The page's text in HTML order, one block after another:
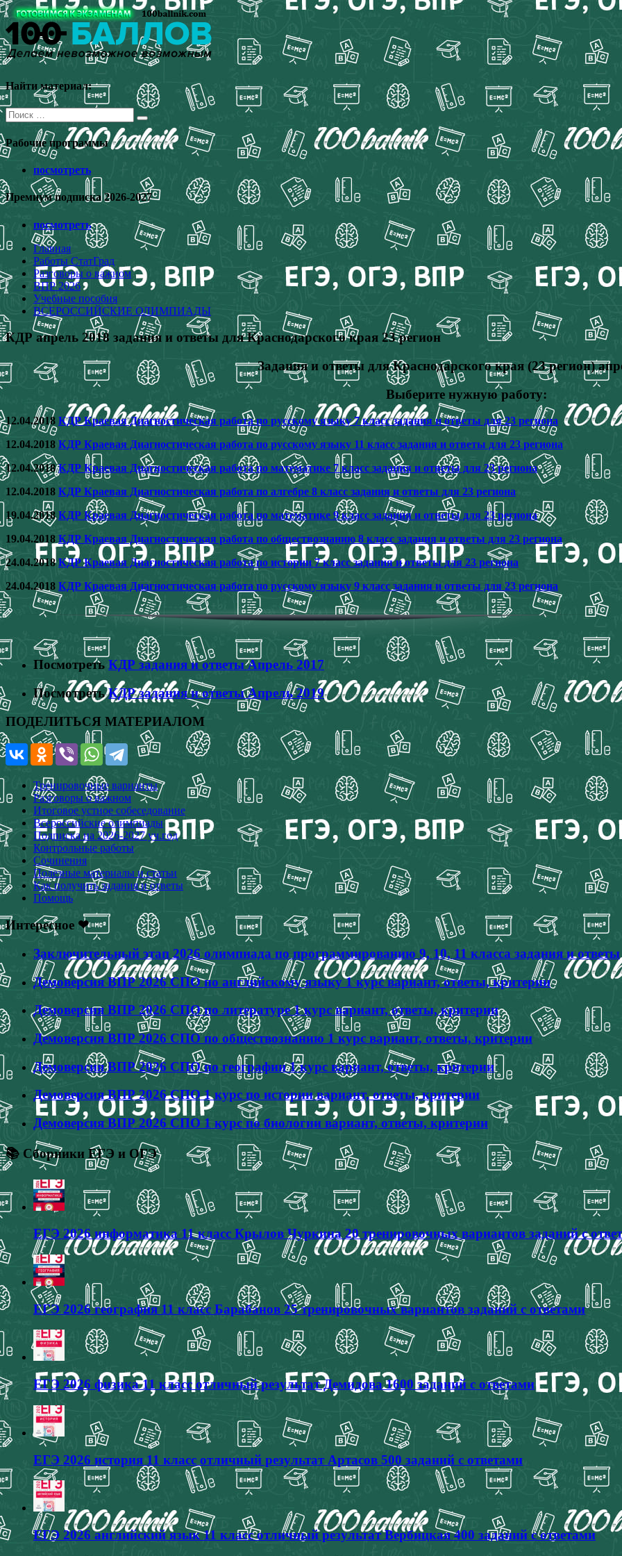
Перейти
к
содержимому
Найти материал:
Поиск
для:
Рабочие программы
посмотреть
Премиум подписка 2026-2027
посмотреть
Главная
Работы СтатГрад
Разговоры о важном
ВПР 2026
Учебные пособия
ВСЕРОССИЙСКИЕ ОЛИМПИАДЫ
КДР апрель 2018 задания и ответы для Краснодарского края 23 регион
Задания и ответы дляКраснодарского края(23 регион)
Выберите нужную работу:
12.04.2018 КДР Краевая Диагностическая работа по русскому языку 7 класс задания и ответы для 23 региона
12.04.2018 КДР Краевая Диагностическая работа по русскому языку 11 класс задания и ответы для 23 региона
12.04.2018КДР Краевая Диагностическая работа по математике 7 класс задания и ответы для 23 региона
12.04.2018 КДР Краевая Диагностическая работа по алгебре 8 класс задания и ответы для 23 региона
19.04.2018КДР Краевая Диагностическая работа по математике 9 класс задания и ответы для 23 региона
19.04.2018 КДР Краевая Диагностическая работа по обществознанию 8 класс задания и ответы для 23 региона
24.04.2018КДР Краевая Диагностическая работа по истории 7 класс задания и ответы для 23 региона
24.04.2018 КДР Краевая Диагностическая работа по русскому языку 9 класс задания и ответы для 23 региона
Посмотреть КДР задания и ответы Апрель 2017
ПосмотретьКДР задания и ответы Апрель 2019
ПОДЕЛИТЬСЯ МАТЕРИАЛОМ
Тренировочные варианты
Разговоры о важном
Итоговое устное собеседование
Всероссийские олимпиады
Подписка на 2026-2027 уч.год
Контрольные работы
Сочинения
Полезные материалы и статьи
Как получить задания и ответы
Помощь
Интересное ❤
Заключительный этап 2026 олимпиада по программированию 9, 10, 11 класса задания и ответы
Демоверсия ВПР 2026 СПО по английскому языку 1 курс вариант, ответы, критерии
Демоверсия ВПР 2026 СПО по литературе 1 курс вариант, ответы, критерии
Демоверсия ВПР 2026 СПО по обществознанию 1 курс вариант, ответы, критерии
Демоверсия ВПР 2026 СПО по географии 1 курс вариант, ответы, критерии
Демоверсия ВПР 2026 СПО 1 курс по истории вариант, ответы, критерии
Демоверсия ВПР 2026 СПО 1 курс по биологии вариант, ответы, критерии
📚 Сборники ЕГЭ и ОГЭ
ЕГЭ 2026 информатика 11 класс Крылов Чуркина 20 тренировочных вариантов заданий с
ЕГЭ 2026 география 11 класс Барабанов 25 тренировочных вариантов заданий с ответами
ЕГЭ 2026 физика 11 класс отличный результат Демидова 1600 заданий с ответами
ЕГЭ 2026 история 11 класс отличный результат Артасов 500 заданий с ответами
ЕГЭ 2026 английский язык 11 класс отличный результат Вербицкая 400 заданий с ответами